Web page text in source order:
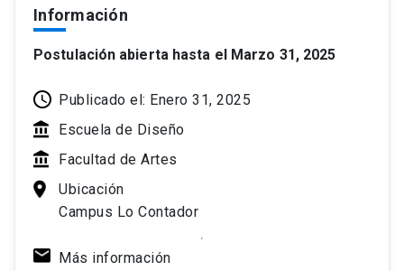
Información
Postulación abierta hasta el Marzo 31, 2025
Publicado el: Enero 31, 2025
Escuela de Diseño
Facultad de Artes
Ubicación
Campus Lo Contador
Más información